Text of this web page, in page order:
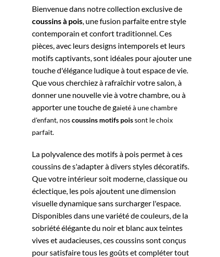
Bienvenue dans notre collection exclusive de
coussins à pois , une fusion parfaite entre style
contemporain et confort traditionnel. Ces
pièces, avec leurs designs intemporels et leurs
motifs captivants, sont idéales pour ajouter une
touche d'élégance ludique à tout espace de vie.
Que vous cherchiez à rafraîchir votre salon, à
donner une nouvelle vie à votre chambre, ou à
apporter une touche de gaieté à une chambre
d'enfant, noscoussins motifs poissont le choix
parfait.
La polyvalence des motifs à pois permet à ces
coussins de s'adapter à divers styles décoratifs.
Que votre intérieur soit moderne, classique ou
éclectique, les pois ajoutent une dimension
visuelle dynamique sans surcharger l'espace.
Disponibles dans une variété de couleurs, de la
sobriété élégante du noir et blanc aux teintes
vives et audacieuses, ces coussins sont conçus
pour satisfaire tous les goûts et compléter tout